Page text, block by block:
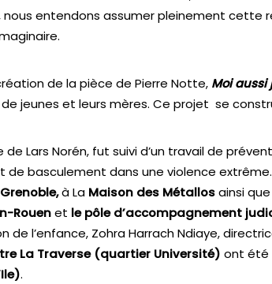
nous entendons assumer pleinement cette
de la pièce de Pierre Notte, Moi aussi
de jeunes et leurs mères. Ce projet se
de Lars Norén, fut suivi d’un travail de
basculement dans une violence extrême.
à La Maison des Métallosainsi
Rouenet le pôle d’accompagnement
de l’enfance, Zohra Harrach Ndiaye,
La Traverse (quartier Université) ont été
.